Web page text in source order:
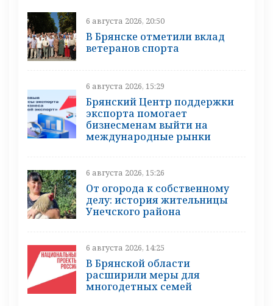
6 августа 2026, 20:50
В Брянске отметили вклад
ветеранов спорта
6 августа 2026, 15:29
Брянский Центр поддержки
экспорта помогает
бизнесменам выйти на
международные рынки
6 августа 2026, 15:26
От огорода к собственному
делу: история жительницы
Унечского района
6 августа 2026, 14:25
В Брянской области
расширили меры для
многодетных семей